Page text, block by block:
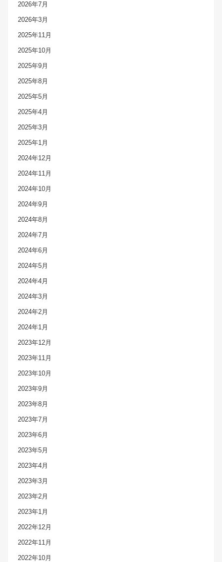
2026年7月
2026年3月
2025年11月
2025年10月
2025年9月
2025年8月
2025年5月
2025年4月
2025年3月
2025年1月
2024年12月
2024年11月
2024年10月
2024年9月
2024年8月
2024年7月
2024年6月
2024年5月
2024年4月
2024年3月
2024年2月
2024年1月
2023年12月
2023年11月
2023年10月
2023年9月
2023年8月
2023年7月
2023年6月
2023年5月
2023年4月
2023年3月
2023年2月
2023年1月
2022年12月
2022年11月
2022年10月